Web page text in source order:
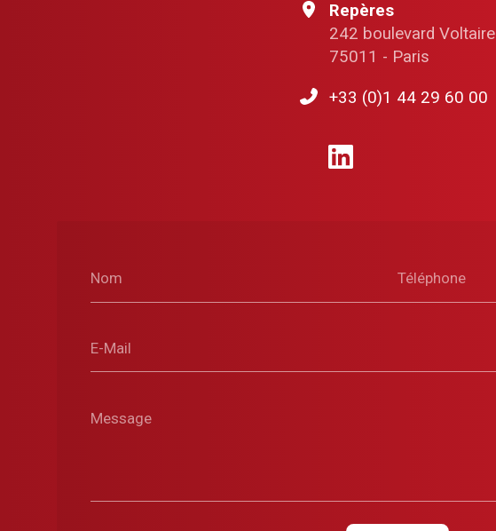
Nom Téléphone
E-Mail
Message
Repères
242 boulevard Voltaire
75011 - Paris
+33 (0)1 44 29 60 00